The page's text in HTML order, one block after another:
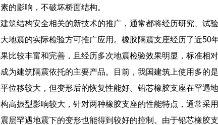
的影响，不破坏桥面结构。
筑结构安全相关的新技术的推广，通常都将经历研究、试
地震的实际检验方可推广应用。橡胶隔震支座经历了近50
比较丰富和完善，且经历多次地震检验效果明显，标准相
为建筑隔震依托的主要产品。目前，我国建筑上使用多的
位移较大，但变形后的恢复性能好。铅芯橡胶支座在罕遇
高振型影响较大，针对两种橡胶支座的性能特点，通常采
层罕遇地震下的变形也能得到较好的控制。由于铅芯橡胶